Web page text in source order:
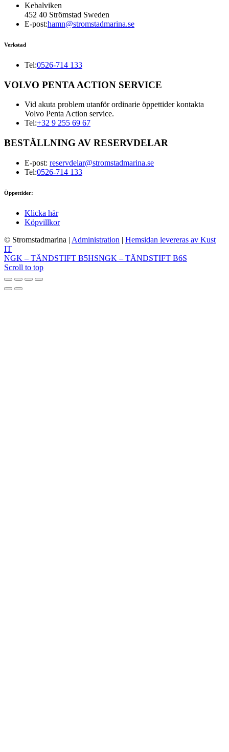
Kebalviken
452 40 Strömstad Sweden
E-post:hamn@stromstadmarina.se
Verkstad
Tel:0526-714 133
VOLVO PENTA ACTION SERVICE
Vid akuta problem utanför ordinarie öppettider kontakta
Volvo Penta Action service.
Tel:+32 9 255 69 67
BESTÄLLNING AV RESERVDELAR
E-post: reservdelar@stromstadmarina.se
Tel:0526-714 133
Öppettider:
Klicka här
Köpvillkor
© Stromstadmarina | Administration | Hemsidan levereras av Kust
IT
NGK – TÄNDSTIFT B5HSNGK – TÄNDSTIFT B6S
Scroll to top